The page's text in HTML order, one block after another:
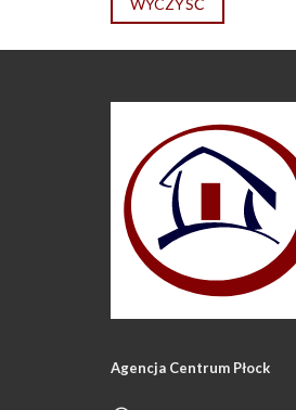
Agencja Centrum Płock